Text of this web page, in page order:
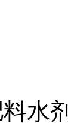
水